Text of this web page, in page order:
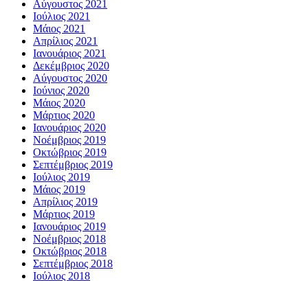
Αύγουστος 2021
Ιούλιος 2021
Μάιος 2021
Απρίλιος 2021
Ιανουάριος 2021
Δεκέμβριος 2020
Αύγουστος 2020
Ιούνιος 2020
Μάιος 2020
Μάρτιος 2020
Ιανουάριος 2020
Νοέμβριος 2019
Οκτώβριος 2019
Σεπτέμβριος 2019
Ιούλιος 2019
Μάιος 2019
Απρίλιος 2019
Μάρτιος 2019
Ιανουάριος 2019
Νοέμβριος 2018
Οκτώβριος 2018
Σεπτέμβριος 2018
Ιούλιος 2018